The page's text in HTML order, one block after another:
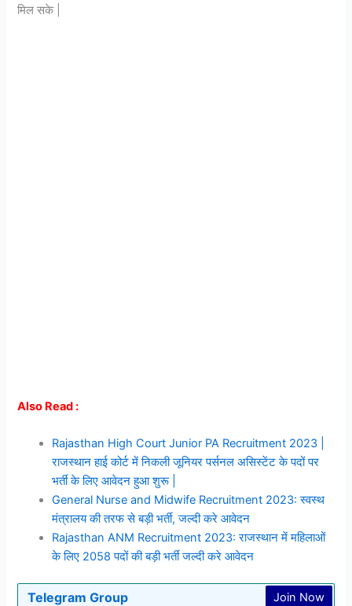
मिल सके |
Also Read :
Rajasthan High Court Junior PA Recruitment 2023 |
राजस्थान हाई कोर्ट में निकली जूनियर पर्सनल असिस्टेंट के पदों पर
भर्ती के लिए आवेदन हुआ शुरू |
General Nurse and Midwife Recruitment 2023: स्वस्थ
मंत्रालय की तरफ से बड़ी भर्ती, जल्दी करे आवेदन
Rajasthan ANM Recruitment 2023: राजस्थान में महिलाओं
के लिए 2058 पदों की बड़ी भर्ती जल्दी करे आवेदन
Telegram Group Join Now